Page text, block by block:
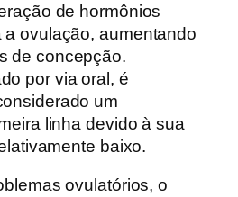
de hormônios
ovulação, aumentando
de concepção.
por via oral, é
um
linha devido à sua
baixo.
ovulatórios, o